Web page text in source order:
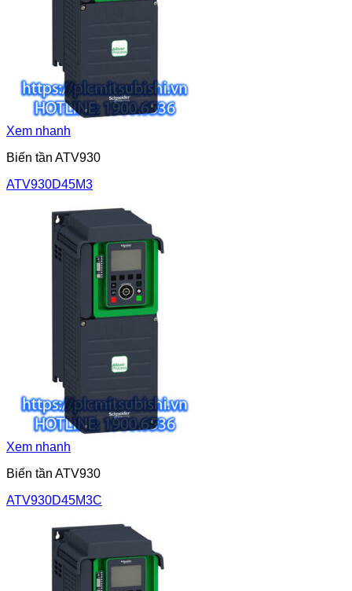
Xem nhanh
Biến tần ATV930
ATV930D45M3
Xem nhanh
Biến tần ATV930
ATV930D45M3C